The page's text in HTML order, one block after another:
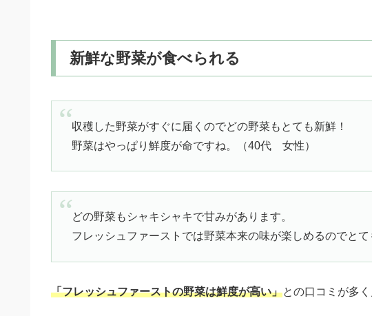
新鮮な野菜が食べられる
収穫した野菜がすぐに届くのでどの野菜もとても新鮮！
野菜はやっぱり鮮度が命ですね。（40代 女性）
どの野菜もシャキシャキで甘みがあります。
フレッシュファーストでは野菜本来の味が楽しめるのでと
「フレッシュファーストの野菜は鮮度が高い」との口コミが多く